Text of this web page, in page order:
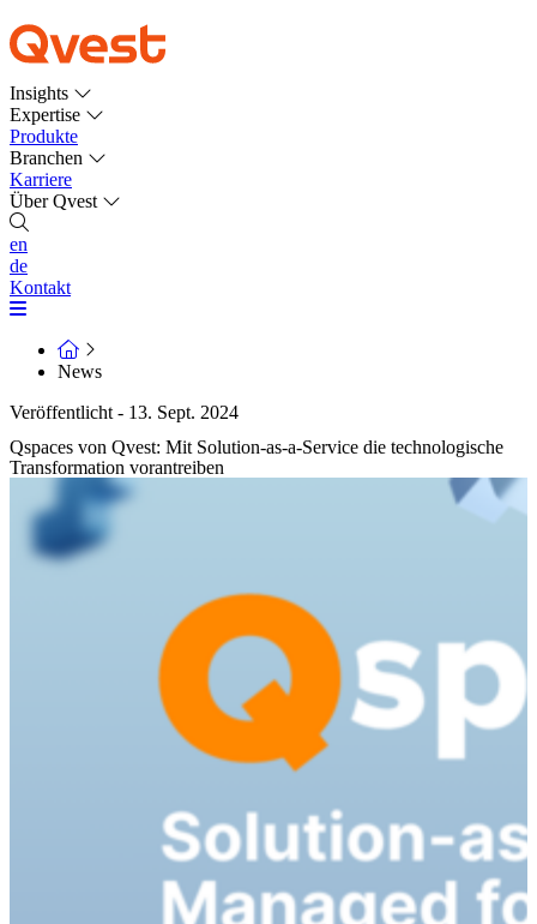
Insights
Expertise
Produkte
Branchen
Karriere
Über Qvest
en
de
Kontakt
News
Veröffentlicht - 13. Sept. 2024
Qspaces von Qvest: Mit Solution-as-a-Service die technologische
Transformation vorantreiben